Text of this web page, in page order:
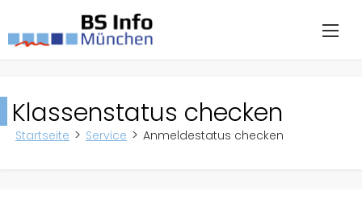
Klassenstatus checken
Startseite Service Anmeldestatus checken